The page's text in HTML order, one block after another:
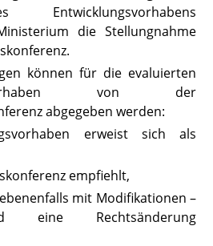
Entwicklungsvorhabens
die Stellungnahme
können für die evaluierten
von der
abgegeben werden:
erweist sich als
empfiehlt,
mit Modifikationen –
eine Rechtsänderung